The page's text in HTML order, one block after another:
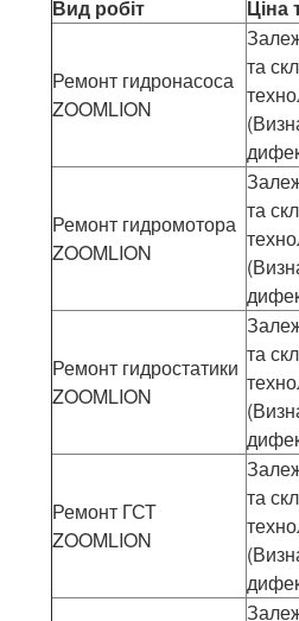
Вид робіт Ціна
Ремонт гидронасоса
ZOOMLION
та
Ремонт гидромотора
ZOOMLION
та
Ремонт гидростатики
ZOOMLION
та
Ремонт ГСТ
ZOOMLION
та